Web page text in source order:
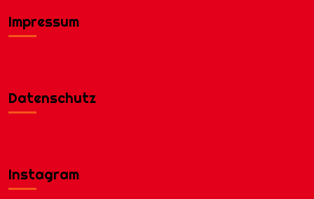
Impressum
Datenschutz
Instagram